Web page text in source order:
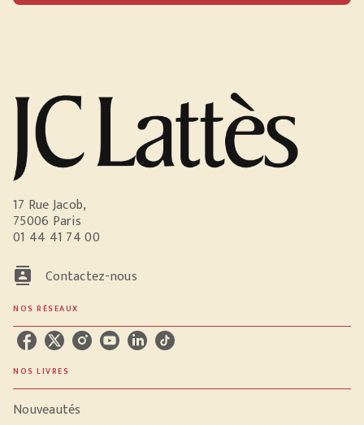
17 Rue Jacob,
75006 Paris
01 44 41 74 00
contacts Contactez-nous
NOS RÉSEAUX
NOS LIVRES
Nouveautés